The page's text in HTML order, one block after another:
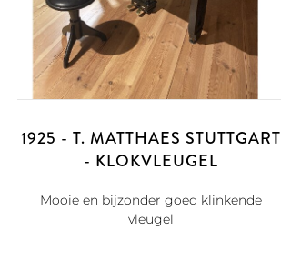
met onder andere extra grote wielen,
in de klavierklep en echte houten
met een vierde pedaal, de zogeheten
die een heel nieuwe wereld van klanken
effect is een natuurlijke 'reverb' wat
in onze piano showroom
Chroom (i.p.v. standaard
, Wit Hoogglans Chroom € 700,-
1925 - T. MATTHAES STUTTGART
- KLOKVLEUGEL
Mooie en bijzonder goed klinkende
vleugel